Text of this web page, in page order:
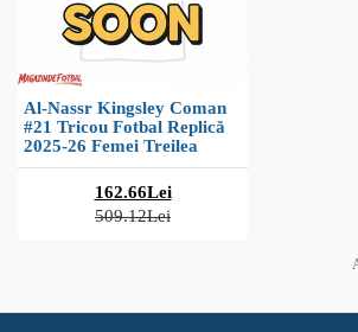
Al-Nassr Kingsley Coman
#21 Tricou Fotbal Replică
2025-26 Femei Treilea
162.66Lei
509.12Lei